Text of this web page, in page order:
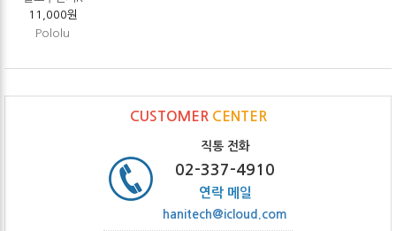
11,000원
Pololu
CUSTOMER CENTER
직통 전화
02-337-4910
연락 메일
hanitech@icloud.com